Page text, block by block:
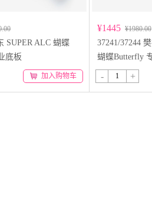
SUPER ALC 蝴蝶
底板
加入购物车
¥1445 ¥1980.00
37241/37244
蝴蝶Butterfly
- +